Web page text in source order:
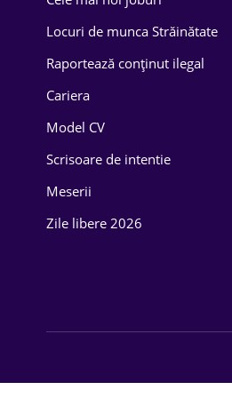
Drept
Educație / Training
Energetică
Farma
Locuri de munca Străinătate
Raportează conținut ilegal
Cariera
Model CV
Scrisoare de intentie
Meserii
Zile libere 2026